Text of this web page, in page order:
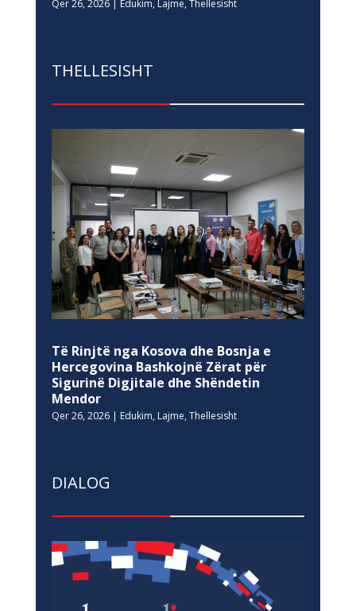
Qer 26, 2026| Edukim, Lajme, Thellesisht
THELLESISHT
Të Rinjtë nga Kosova dhe Bosnja e
Hercegovina Bashkojnë Zërat për
Sigurinë Digjitale dhe Shëndetin
Mendor
Qer 26, 2026| Edukim, Lajme, Thellesisht
DIALOG